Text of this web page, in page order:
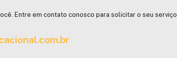
Entre em contato conosco para solicitar o seu serviço.